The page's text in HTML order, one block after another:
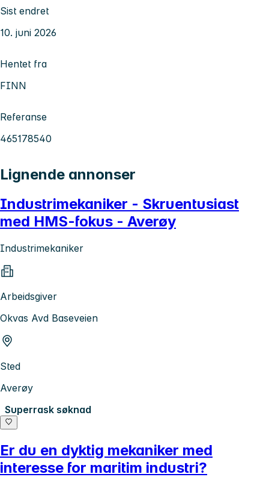
Sist endret
10. juni 2026
Hentet fra
FINN
Referanse
465178540
Lignende annonser
Industrimekaniker - Skruentusiast
med HMS-fokus - Averøy
Industrimekaniker
Arbeidsgiver
Okvas Avd Baseveien
Sted
Averøy
Superrask søknad
Er du en dyktig mekaniker med
interesse for maritim industri?